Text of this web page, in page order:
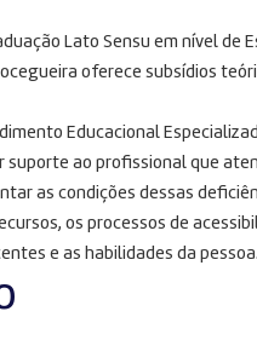
Lato Sensu em nível de
oferece subsídios
Educacional
suporte ao profissional que
as condições dessas
os processos de
e as habilidades da pessoa.